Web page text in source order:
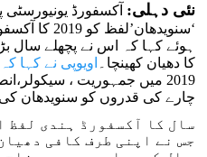
نئی دہلی: آکسفورڈ
ہوئے کہا کہ اس نے پچھلے سال
کا دھیان کھینچا۔
اویوپی نے کہا کہ
2019 میں جمہوریت ،
چارے کی قدروں کو سنویدھان کی
سال کا آکسفورڈ ہندی لفظ
جس نے اپنی طرف کافی